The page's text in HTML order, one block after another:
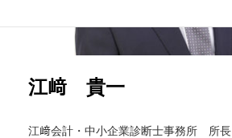
江﨑 貴一
江﨑会計・中小企業診断士事務所 所長